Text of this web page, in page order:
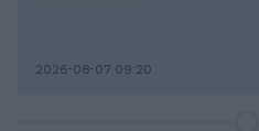
2026-08-07 09:20